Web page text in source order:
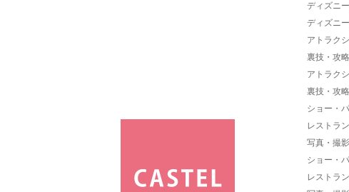
ディズニ
ディズニ
アトラク
裏技・攻
アトラク
裏技・攻
ショー・
レストラン
写真・撮
ショー・
レストラン